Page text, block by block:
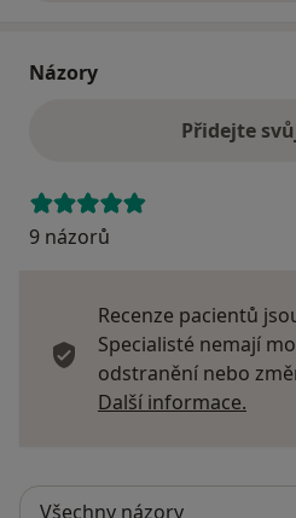
Názory
Přidejte
9 názorů
Recenze pacientů
Specialisté nemají
odstranění nebo
Další informace.